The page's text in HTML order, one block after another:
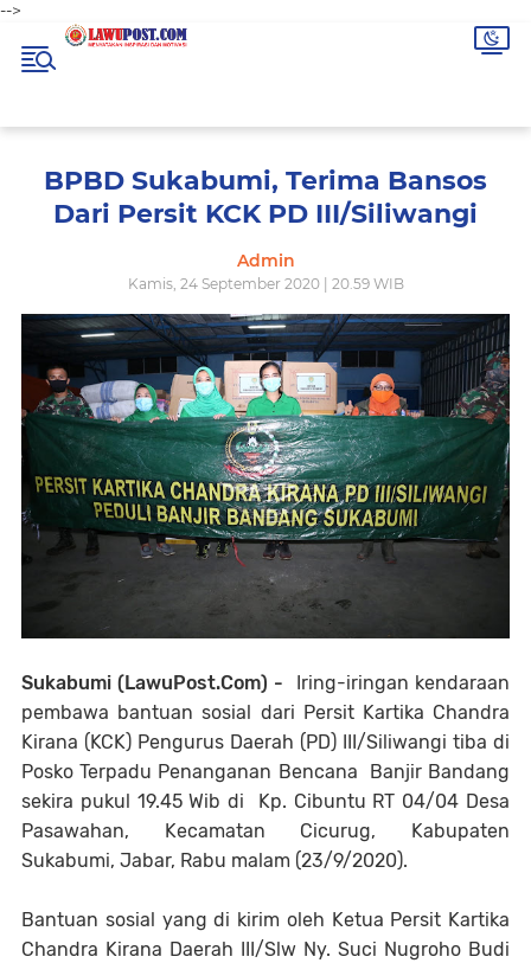
-->
BPBD Sukabumi, Terima Bansos
Dari Persit KCK PD III/Siliwangi
Admin
Kamis, 24 September 2020 | 20.59 WIB
Sukabumi (LawuPost.Com) -
Iring-iringan kendaraan
pembawa bantuan sosial dari Persit Kartika Chandra
Kirana (KCK) Pengurus Daerah (PD) III/Siliwangi tiba di
Posko Terpadu Penanganan Bencana Banjir Bandang
sekira pukul 19.45 Wib di Kp. Cibuntu RT 04/04 Desa
Pasawahan, Kecamatan Cicurug, Kabupaten
Sukabumi, Jabar, Rabu malam (23/9/2020).
Bantuan sosial yang di kirim oleh Ketua Persit Kartika
Chandra Kirana Daerah III/Slw Ny. Suci Nugroho Budi